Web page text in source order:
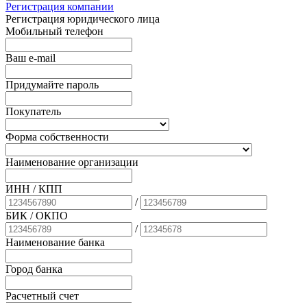
Регистрация компании
Регистрация юридического лица
Мобильный телефон
Ваш e-mail
Придумайте пароль
Покупатель
Форма собственности
Наименование организации
ИНН / КПП
/
БИК / ОКПО
/
Наименование банка
Город банка
Расчетный счет